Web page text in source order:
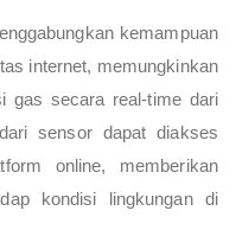
kemampuan
internet, memungkinkan
gas secara real-time dari
sensor dapat diakses
online, memberikan
kondisi lingkungan di